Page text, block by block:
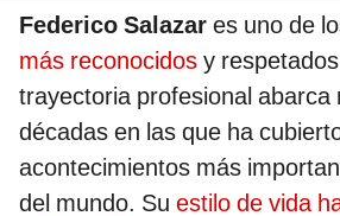
Federico Salazar es uno de
más reconocidos y
trayectoria profesional abarca
décadas en las que ha
acontecimientos más
del mundo. Su estilo de vida